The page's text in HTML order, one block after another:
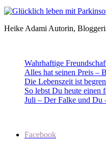
Heike Adami Autorin,
Wahrhaftige
Alles hat seinen Preis –
Die Lebenszeit ist
So lebst Du heute einen
Juli – Der Falke und Du
Facebook